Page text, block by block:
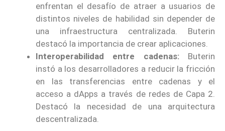
enfrentan el desafío de atraer a usuarios de
distintos niveles de habilidad sin depender de
una infraestructura centralizada. Buterin
destacó la importancia de crear aplicaciones.
Interoperabilidad entre cadenas: Buterin
instó a los desarrolladores a reducir la fricción
en las transferencias entre cadenas y el
acceso a dApps a través de redes de Capa 2.
Destacó la necesidad de una arquitectura
descentralizada.